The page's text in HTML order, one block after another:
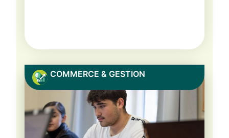
COMMERCE & GESTION